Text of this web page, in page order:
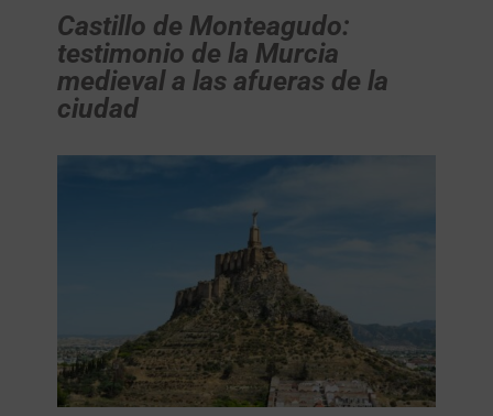
Castillo de Monteagudo:
testimonio de la Murcia
medieval a las afueras de la
ciudad